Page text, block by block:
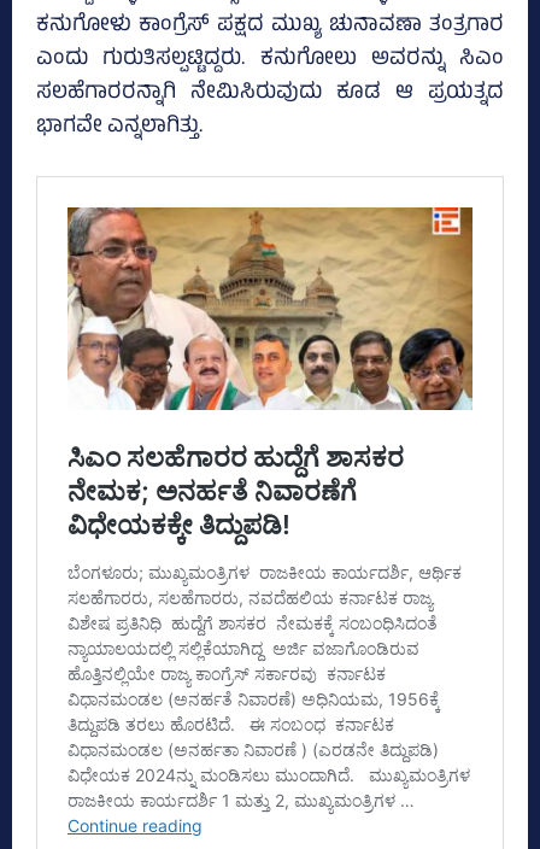
ಕನುಗೋಳು ಕಾಂಗ್ರೆಸ್ ಪಕ್ಷದ ಮುಖ್ಯ ಚುನಾವಣಾ ತಂತ್ರಗಾರ
ಎಂದು ಗುರುತಿಸಲ್ಪಟ್ಟಿದ್ದರು. ಕನುಗೋಲು ಅವರನ್ನು ಸಿಎಂ
ಸಲಹೆಗಾರರನ್ನಾಗಿ ನೇಮಿಸಿರುವುದು ಕೂಡ ಆ ಪ್ರಯತ್ನದ
ಭಾಗವೇ ಎನ್ನಲಾಗಿತ್ತು.